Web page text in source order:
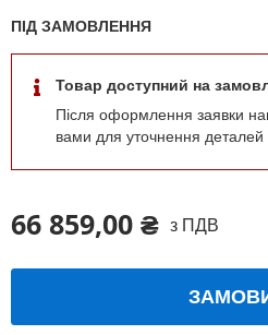
66 859,00 ₴ з ПДВ
ПІД ЗАМОВЛЕННЯ
Товар доступний на
Після оформлення заявки
вами для уточнення деталей